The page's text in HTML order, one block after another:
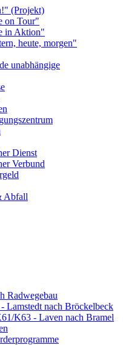
(Projekt)
on Tour"
in Aktion"
heute, morgen"
unabhängige
Dienst
Verbund
Abfall
Radwegebau
Lamstedt nach Bröckelbeck
K63 - Laven nach Bramel